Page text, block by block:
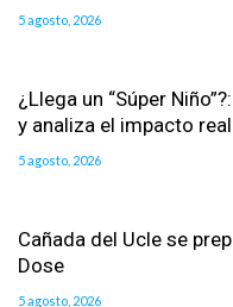
5 agosto, 2026
¿Llega un “Súper
y analiza el impacto
5 agosto, 2026
Cañada del Ucle se
Dose
5 agosto, 2026